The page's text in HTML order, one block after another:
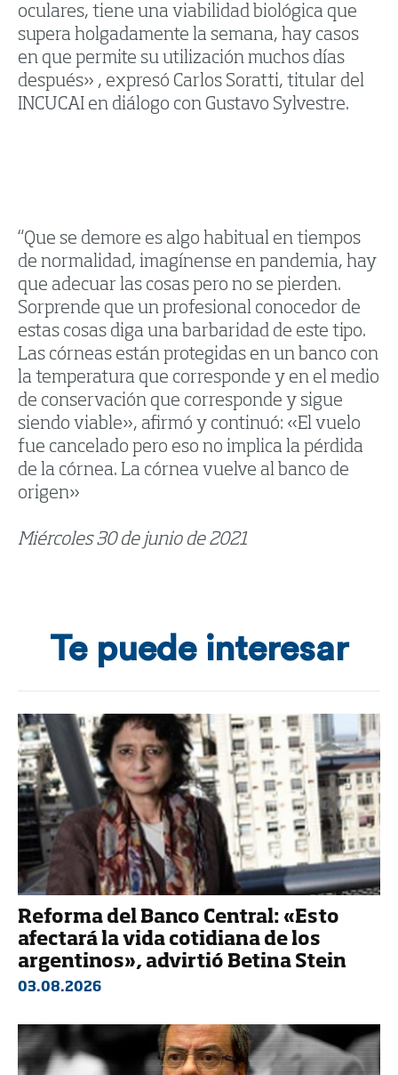
oculares, tiene una viabilidad biológica que
supera holgadamente la semana, hay casos
en que permite su utilización muchos días
después» , expresó Carlos Soratti, titular del
INCUCAI en diálogo con Gustavo Sylvestre.
“Que se demore es algo habitual en tiempos
de normalidad, imagínense en pandemia, hay
que adecuar las cosas pero no se pierden.
Sorprende que un profesional conocedor de
estas cosas diga una barbaridad de este tipo.
Las córneas están protegidas en un banco con
la temperatura que corresponde y en el medio
de conservación que corresponde y sigue
siendo viable», afirmó y continuó: «El vuelo
fue cancelado pero eso no implica la pérdida
de la córnea. La córnea vuelve al banco de
origen»
Miércoles 30 de junio de 2021
Te puede interesar
Reforma del Banco Central: «Esto
afectará la vida cotidiana de los
argentinos», advirtió Betina Stein
03.08.2026